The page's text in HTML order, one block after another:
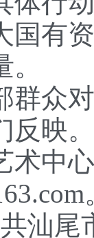
国有
众对
反映
术中
尾市